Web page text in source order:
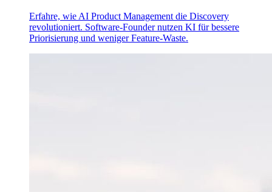
Erfahre, wie AI Product Management die Discovery
revolutioniert. Software-Founder nutzen KI für bessere
Priorisierung und weniger Feature-Waste.